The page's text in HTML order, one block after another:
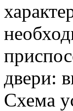
двери:
Схема